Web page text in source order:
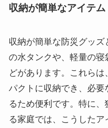
収納が簡単なアイテム
収納が簡単な防災グッ
の水タンクや、軽量の
どがあります。これら
パクトに収納でき、必
るため便利です。特に
る家庭では、こうしたア